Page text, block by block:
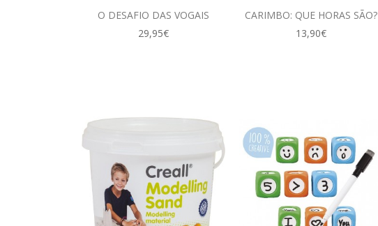
O DESAFIO DAS VOGAIS
29,95€
CARIMBO: QUE HORAS SÃO?
13,90€